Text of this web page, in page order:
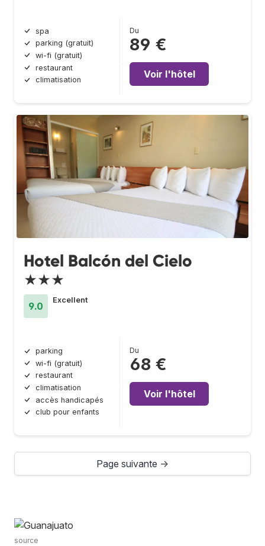
spa
parking (gratuit)
wi-fi (gratuit)
restaurant
climatisation
Du
89 €
Voir l'hôtel
Hotel Balcón del Cielo
★★★
9.0
Excellent
parking
wi-fi (gratuit)
restaurant
climatisation
accès handicapés
club pour enfants
Du
68 €
Voir l'hôtel
Page suivante →
source